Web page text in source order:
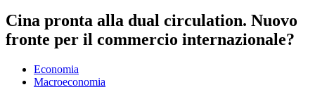
Cina pronta alla dual circulation. Nuovo
fronte per il commercio internazionale?
Economia
Macroeconomia